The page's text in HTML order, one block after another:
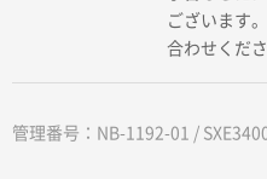
ございます
合わせくだ
管理番号：NB-1192-01 /